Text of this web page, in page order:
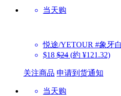
当天购
悦途/YETOUR #象牙
$18 $24 (約 ¥121.32)
关注商品 申请到货通知
当天购